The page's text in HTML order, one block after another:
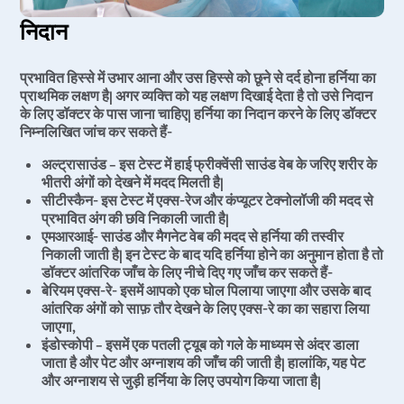
निदान
प्रभावित हिस्से में उभार आना और उस हिस्से को छूने से दर्द होना हर्निया का
प्राथमिक लक्षण है| अगर व्यक्ति को यह लक्षण दिखाई देता है तो उसे निदान
के लिए डॉक्टर के पास जाना चाहिए| हर्निया का निदान करने के लिए डॉक्टर
निम्नलिखित जांच कर सकते हैं-
अल्ट्रासाउंड – इस टेस्ट में हाई फ्रीक्वेंसी साउंड वेब के जरिए शरीर के
भीतरी अंगों को देखने में मदद मिलती है|
सीटीस्कैन- इस टेस्ट में एक्स-रेज और कंप्यूटर टेक्नोलॉजी की मदद से
प्रभावित अंग की छवि निकाली जाती है|
एमआरआई- साउंड और मैगनेट वेब की मदद से हर्निया की तस्वीर
निकाली जाती है| इन टेस्ट के बाद यदि हर्निया होने का अनुमान होता है तो
डॉक्टर आंतरिक जाँच के लिए नीचे दिए गए जाँच कर सकते हैं-
बेरियम एक्स-रे- इसमें आपको एक घोल पिलाया जाएगा और उसके बाद
आंतरिक अंगों को साफ़ तौर देखने के लिए एक्स-रे का का सहारा लिया
जाएगा,
इंडोस्कोपी – इसमें एक पतली ट्यूब को गले के माध्यम से अंदर डाला
जाता है और पेट और अग्नाशय की जाँच की जाती है| हालांकि, यह पेट
और अग्नाशय से जुड़ी हर्निया के लिए उपयोग किया जाता है|
Pap
Ectopic
Laser
Pelvic
Lichen
Uterine